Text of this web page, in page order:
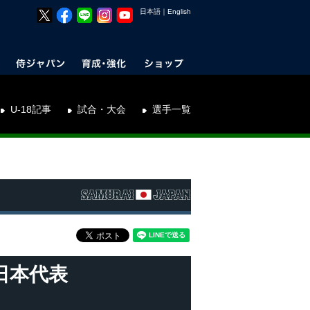
日本語 ｜ English
U-18記事 試合・大会 選手一覧
本代表